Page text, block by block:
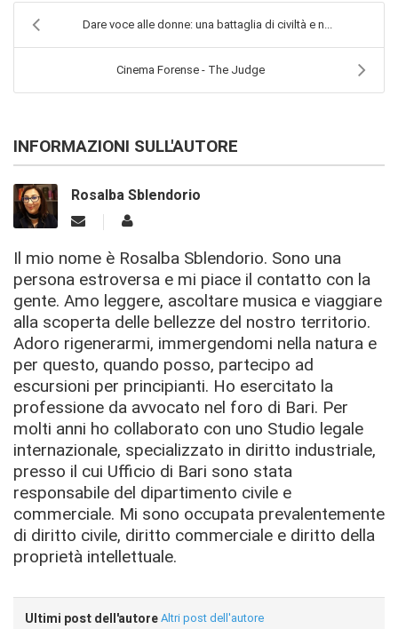
Dare voce alle donne: una battaglia di civiltà e n...
Cinema Forense - The Judge
INFORMAZIONI SULL'AUTORE
Rosalba Sblendorio
Il mio nome è Rosalba Sblendorio. Sono una
persona estroversa e mi piace il contatto con la
gente. Amo leggere, ascoltare musica e viaggiare
alla scoperta delle bellezze del nostro territorio.
Adoro rigenerarmi, immergendomi nella natura e
per questo, quando posso, partecipo ad
escursioni per principianti. Ho esercitato la
professione da avvocato nel foro di Bari. Per
molti anni ho collaborato con uno Studio legale
internazionale, specializzato in diritto industriale,
presso il cui Ufficio di Bari sono stata
responsabile del dipartimento civile e
commerciale. Mi sono occupata prevalentemente
di diritto civile, diritto commerciale e diritto della
proprietà intellettuale.
Ultimi post dell'autore Altri post dell'autore